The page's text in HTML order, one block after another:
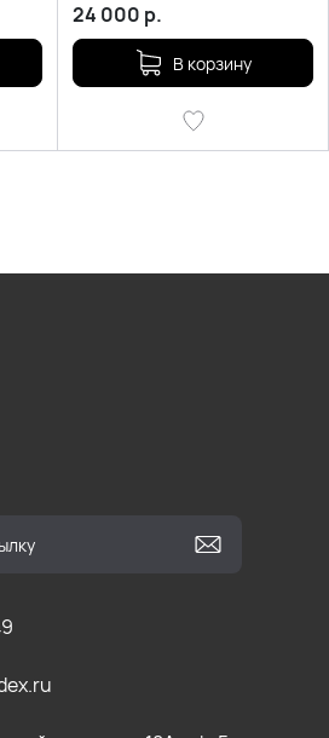
24 000 р.
В корзину